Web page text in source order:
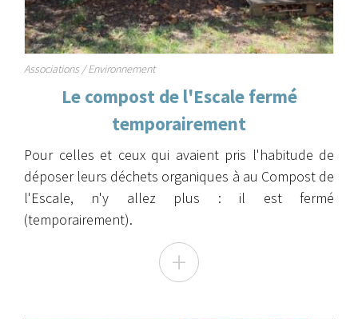
Associations / Environnement
Le compost de l'Escale fermé
temporairement
Pour celles et ceux qui avaient pris l'habitude de
déposer leurs déchets organiques à au Compost de
l'Escale, n'y allez plus : il est fermé
(temporairement).
+